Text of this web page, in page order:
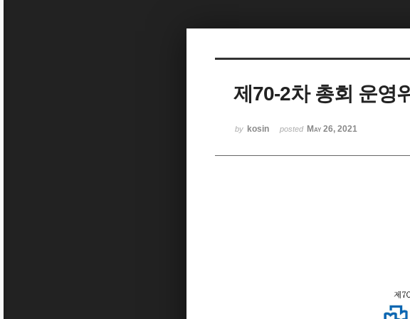
제70-2차 총회 운영
by kosin posted May 26, 2021
Sketchbook5, 스케치북5
Sketchbook5, 스케치북5